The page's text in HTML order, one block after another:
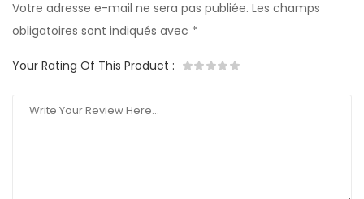
Votre adresse e-mail ne sera pas publiée. Les champs
obligatoires sont indiqués avec *
Your Rating Of This Product :